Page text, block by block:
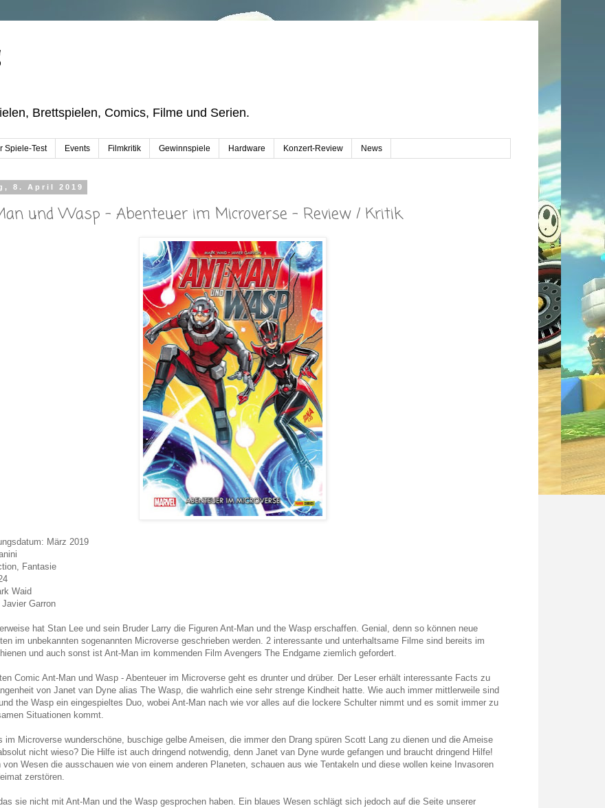
Brettspielen, Comics, Filme und Serien.
Spiele-Test Events Filmkritik Gewinnspiele Hardware Konzert-Review News
8. April 2019
und Wasp - Abenteuer im Microverse - Review / Kritik
März 2019
Fantasie
Waid
Garron
hat Stan Lee und sein Bruder Larry die Figuren Ant-Man und the Wasp erschaffen. Genial, denn so können neue
im unbekannten sogenannten Microverse geschrieben werden. 2 interessante und unterhaltsame Filme sind bereits im
und auch sonst ist Ant-Man im kommenden Film Avengers The Endgame ziemlich gefordert.
Comic Ant-Man und Wasp - Abenteuer im Microverse geht es drunter und drüber. Der Leser erhält interessante Facts zu
von Janet van Dyne alias The Wasp, die wahrlich eine sehr strenge Kindheit hatte. Wie auch immer mittlerweile sind
the Wasp ein eingespieltes Duo, wobei Ant-Man nach wie vor alles auf die lockere Schulter nimmt und es somit immer zu
Situationen kommt.
im Microverse wunderschöne, buschige gelbe Ameisen, die immer den Drang spüren Scott Lang zu dienen und die Ameise
nicht wieso? Die Hilfe ist auch dringend notwendig, denn Janet van Dyne wurde gefangen und braucht dringend Hilfe!
von Wesen die ausschauen wie von einem anderen Planeten, schauen aus wie Tentakeln und diese wollen keine Invasoren
zerstören.
sie nicht mit Ant-Man und the Wasp gesprochen haben. Ein blaues Wesen schlägt sich jedoch auf die Seite unserer